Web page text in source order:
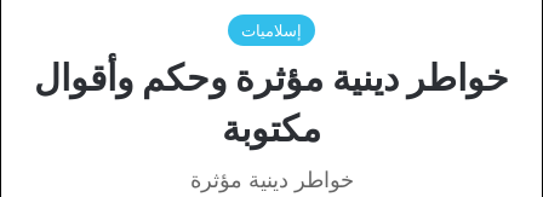
إسلاميات
خواطر دينية مؤثرة وحكم وأقوال
مكتوبة
خواطر دينية مؤثرة